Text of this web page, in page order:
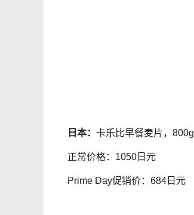
日本： 卡乐比早餐麦片，800g
正常价格：1050日元
Prime Day促销价：684日元